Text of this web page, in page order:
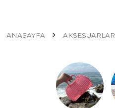
ANASAYFA AKSESUARLAR